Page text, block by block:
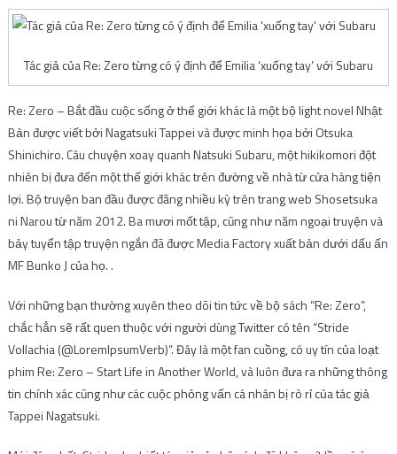
Tác giả của Re: Zero từng có ý định để Emilia ‘xuống tay’ với Subaru
Re: Zero – Bắt đầu cuộc sống ở thế giới khác là một bộ light novel Nhật
Bản được viết bởi Nagatsuki Tappei và được minh họa bởi Otsuka
Shinichiro. Câu chuyện xoay quanh Natsuki Subaru, một hikikomori đột
nhiên bị đưa đến một thế giới khác trên đường về nhà từ cửa hàng tiện
lợi. Bộ truyện ban đầu được đăng nhiều kỳ trên trang web Shosetsuka
ni Narou từ năm 2012. Ba mươi mốt tập, cũng như năm ngoại truyện và
bảy tuyển tập truyện ngắn đã được Media Factory xuất bản dưới dấu ấn
MF Bunko J của họ. .
Với những bạn thường xuyên theo dõi tin tức về bộ sách “Re: Zero”,
chắc hẳn sẽ rất quen thuộc với người dùng Twitter có tên “Stride
Vollachia (@LoremIpsumVerb)”. Đây là một fan cuồng, có uy tín của loạt
phim Re: Zero – Start Life in Another World, và luôn đưa ra những thông
tin chính xác cũng như các cuộc phỏng vấn cá nhân bị rò rỉ của tác giả
Tappei Nagatsuki.